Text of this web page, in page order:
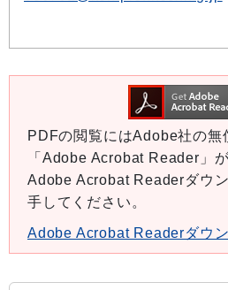
PDFの閲覧にはAdobe社の無
「Adobe Acrobat Reader」
Adobe Acrobat Readerダウ
手してください。
Adobe Acrobat Readerダウ